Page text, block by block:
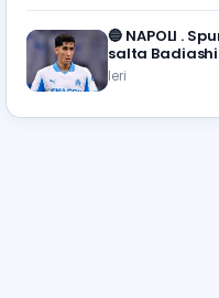
🔵 NAPOLI .
salta
Ieri